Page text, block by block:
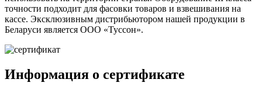
точности подходит для фасовки товаров и взвешивания на
кассе. Эксклюзивным дистрибьютором нашей продукции в
Беларуси является ООО «Туссон».
Информация о сертификате